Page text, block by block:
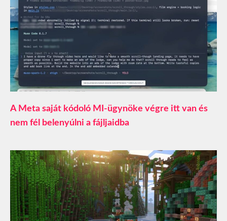
A Meta saját kódoló MI-ügynöke végre itt van és
nem fél belenyúlni a fájljaidba